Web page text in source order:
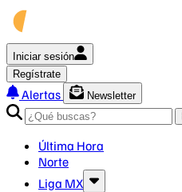
Iniciar sesión
Regístrate
Alertas
Newsletter
Última Hora
Norte
Liga MX